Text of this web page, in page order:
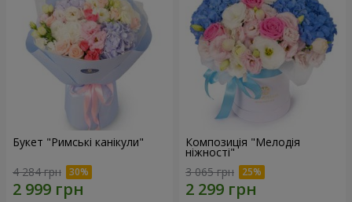
Букет "Римські канікули"
4 284 грн
Композиція "Мелодія
ніжності"
3 065 грн